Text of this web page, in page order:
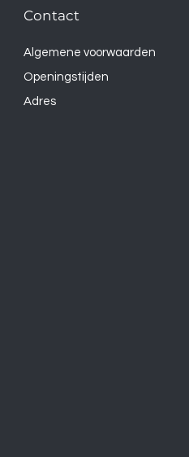
Contact
Algemene voorwaarden
Openingstijden
Adres